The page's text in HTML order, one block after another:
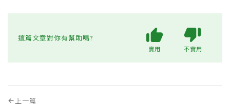
這篇文章對你有幫助嗎?
實用 不實用
上一篇